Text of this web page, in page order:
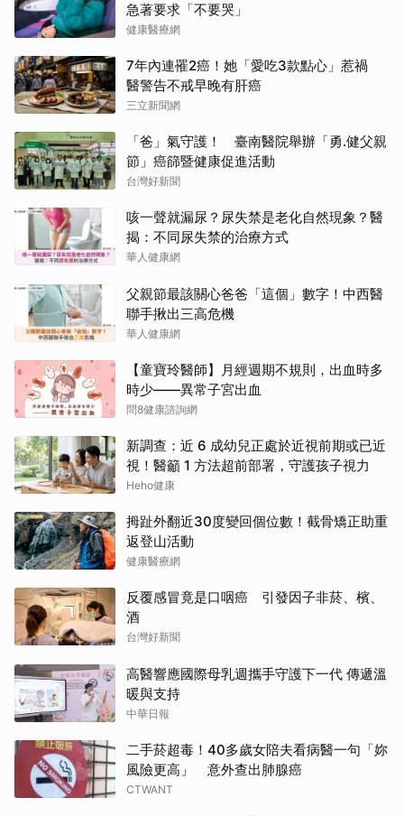
急著要求「不要哭」
健康醫療網
7年內連罹2癌！她「愛吃3款點心」惹禍
醫警告不戒早晚有肝癌
三立新聞網
「爸」氣守護！ 臺南醫院舉辦「勇.健父親
節」癌篩暨健康促進活動
台灣好新聞
咳一聲就漏尿？尿失禁是老化自然現象？醫
揭：不同尿失禁的治療方式
華人健康網
父親節最該關心爸爸「這個」數字！中西醫
聯手揪出三高危機
華人健康網
【童寶玲醫師】月經週期不規則，出血時多
時少——異常子宮出血
問8健康諮詢網
新調查：近 6 成幼兒正處於近視前期或已近
視！醫籲 1 方法超前部署，守護孩子視力
Heho健康
拇趾外翻近30度變回個位數！截骨矯正助重
返登山活動
健康醫療網
反覆感冒竟是口咽癌 引發因子非菸、檳、
酒
台灣好新聞
高醫響應國際母乳週攜手守護下一代 傳遞溫
暖與支持
中華日報
二手菸超毒！40多歲女陪夫看病醫一句「妳
風險更高」 意外查出肺腺癌
CTWANT